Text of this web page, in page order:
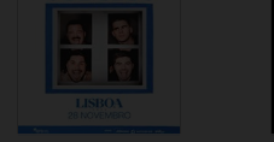
MAIS INFO
COMPRAR